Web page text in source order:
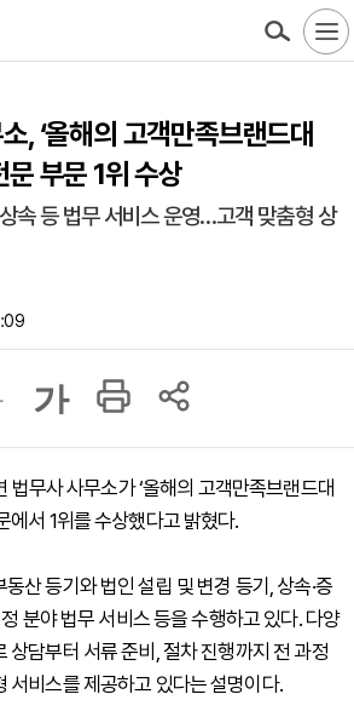
, ‘올해의 고객만족브랜드대
문 부문 1위 수상
속 등 법무 서비스 운영…고객 맞춤형 상
가
무사 사무소가 ‘올해의 고객만족브랜드대
에서 1위를 수상했다고 밝혔다.
산 등기와 법인 설립 및 변경 등기, 상속·증
분야 법무 서비스 등을 수행하고 있다. 다양
상담부터 서류 준비, 절차 진행까지 전 과정
서비스를 제공하고 있다는 설명이다.